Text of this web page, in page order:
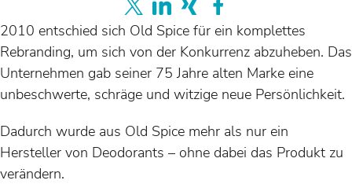
2010 entschied sich Old Spice für ein komplettes
Rebranding, um sich von der Konkurrenz abzuheben. Das
Unternehmen gab seiner 75 Jahre alten Marke eine
unbeschwerte, schräge und witzige neue Persönlichkeit.
Dadurch wurde aus Old Spice mehr als nur ein
Hersteller von Deodorants – ohne dabei das Produkt zu
verändern.